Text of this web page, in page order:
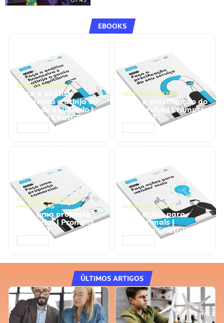
EBOOKS
GESTÃO FINANCEIRA
Faça a análise
financeira e atinja o
ponto de equilíbrio |
Prompts ChatGPT
GESTÃO FINANCEIRA
Faça a precificação do
seu serviço | Prompts
ChatGPT
NEGÓCIOS, PROCESSOS
EMPRESARIAIS
Faça uma proposta
comercial | Prompts
ChatGPT
NEGÓCIOS, VENDAS
Faça ações para
vender mais |
Prompts ChatGPT
ÚLTIMOS ARTIGOS